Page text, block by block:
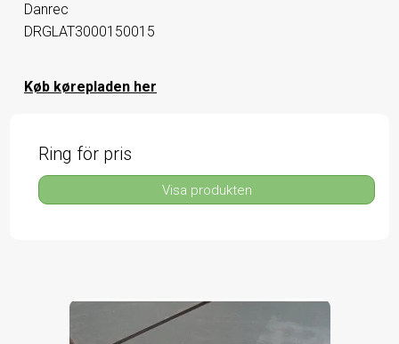
Danrec
DRGLAT3000150015
Køb kørepladen her
Ring för pris
Visa produkten